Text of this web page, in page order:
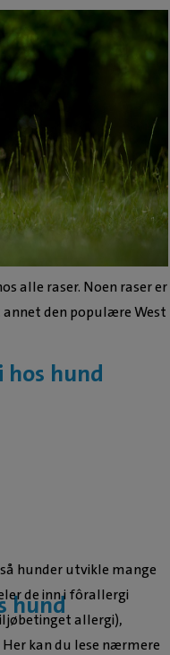
alle raser. Noen raser er
den populære West
hos hund
hund
hunder utvikle mange
de inn i fôrallergi
allergi),
kan du lese nærmere